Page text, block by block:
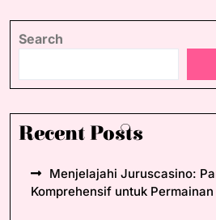
Search
Recent Posts
Menjelajahi Juruscasino:
Komprehensif untuk